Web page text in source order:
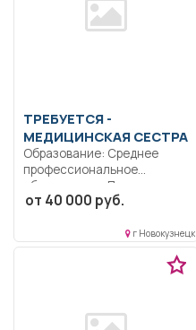
ТРЕБУЕТСЯ -
МЕДИЦИНСКАЯ СЕСТРА
Образование: Среднее
профессиональное
образование.. Подготовка
кабинета к работе,
от 40 000 руб.
г Новокузнецк